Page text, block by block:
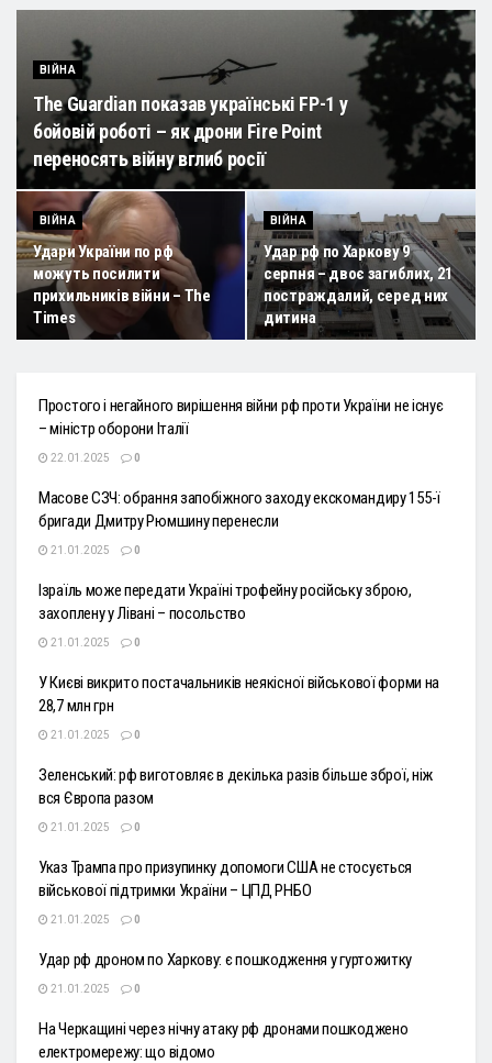
ВІЙНА
The Guardian показав українські FP-1 у
бойовій роботі – як дрони Fire Point
переносять війну вглиб росії
ВІЙНА
Удари України по рф
можуть посилити
прихильників війни – The
Times
ВІЙНА
Удар рф по Харкову 9
серпня – двоє загиблих, 21
постраждалий, серед них
дитина
Простого і негайного вирішення війни рф проти України не існує
– міністр оборони Італії
22.01.2025 0
Масове СЗЧ: обрання запобіжного заходу екскомандиру 155-ї
бригади Дмитру Рюмшину перенесли
21.01.2025 0
Ізраїль може передати Україні трофейну російську зброю,
захоплену у Лівані – посольство
21.01.2025 0
У Києві викрито постачальників неякісної військової форми на
28,7 млн грн
21.01.2025 0
Зеленський: рф виготовляє в декілька разів більше зброї, ніж
вся Європа разом
21.01.2025 0
Указ Трампа про призупинку допомоги США не стосується
військової підтримки України – ЦПД РНБО
21.01.2025 0
Удар рф дроном по Харкову: є пошкодження у гуртожитку
21.01.2025 0
На Черкащині через нічну атаку рф дронами пошкоджено
електромережу: що відомо